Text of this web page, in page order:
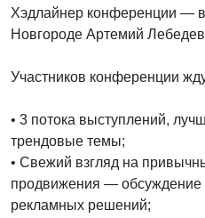
Хэдлайнер конференции —
Новгороде Артемий
Участников конференции
• 3 потока выступлений,
трендовые темы;
• Свежий взгляд на
продвижения — обсуждение
рекламных решений;